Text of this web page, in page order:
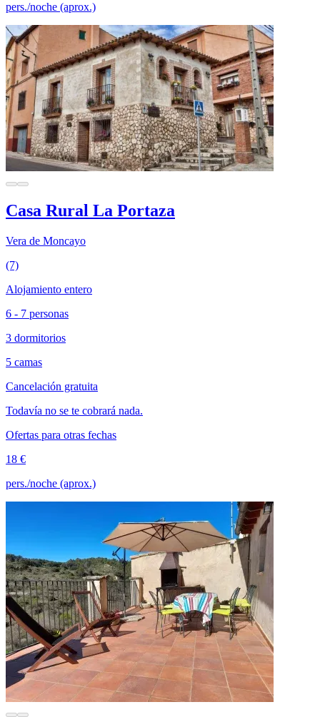
pers./noche (aprox.)
Casa Rural La Portaza
Vera de Moncayo
(7)
Alojamiento entero
6 - 7 personas
3 dormitorios
5 camas
Cancelación gratuita
Todavía no se te cobrará nada.
Ofertas para otras fechas
18 €
pers./noche (aprox.)